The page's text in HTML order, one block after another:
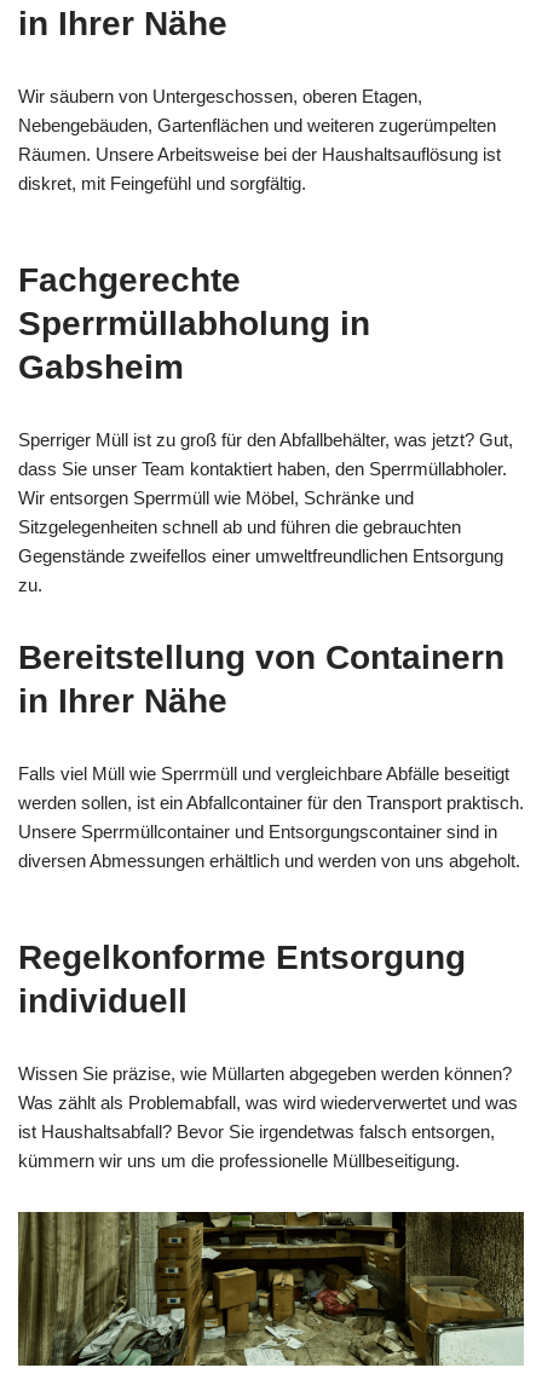
in Ihrer Nähe
Wir säubern von Untergeschossen, oberen Etagen,
Nebengebäuden, Gartenflächen und weiteren zugerümpelten
Räumen. Unsere Arbeitsweise bei der Haushaltsauflösung ist
diskret, mit Feingefühl und sorgfältig.
Fachgerechte
Sperrmüllabholung in
Gabsheim
Sperriger Müll ist zu groß für den Abfallbehälter, was jetzt? Gut,
dass Sie unser Team kontaktiert haben, den Sperrmüllabholer.
Wir entsorgen Sperrmüll wie Möbel, Schränke und
Sitzgelegenheiten schnell ab und führen die gebrauchten
Gegenstände zweifellos einer umweltfreundlichen Entsorgung
zu.
Bereitstellung von Containern
in Ihrer Nähe
Falls viel Müll wie Sperrmüll und vergleichbare Abfälle beseitigt
werden sollen, ist ein Abfallcontainer für den Transport praktisch.
Unsere Sperrmüllcontainer und Entsorgungscontainer sind in
diversen Abmessungen erhältlich und werden von uns abgeholt.
Regelkonforme Entsorgung
individuell
Wissen Sie präzise, wie Müllarten abgegeben werden können?
Was zählt als Problemabfall, was wird wiederverwertet und was
ist Haushaltsabfall? Bevor Sie irgendetwas falsch entsorgen,
kümmern wir uns um die professionelle Müllbeseitigung.